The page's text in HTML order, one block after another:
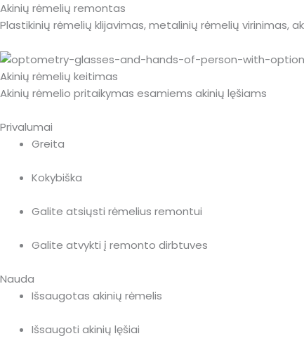
Akinių rėmelių remontas
Plastikinių rėmelių klijavimas, metalinių rėmelių virinimas,
Akinių rėmelių keitimas
Akinių rėmelio pritaikymas esamiems akinių lęšiams
Privalumai
Greita
Kokybiška
Galite atsiųsti rėmelius remontui
Galite atvykti į remonto dirbtuves
Nauda
Išsaugotas akinių rėmelis
Išsaugoti akinių lęšiai